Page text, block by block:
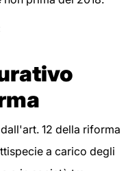
12 della riforma
a carico degli